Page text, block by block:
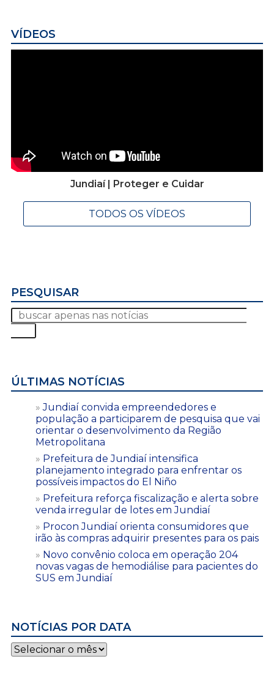
VÍDEOS
Jundiaí | Proteger e Cuidar
TODOS OS VÍDEOS
PESQUISAR
ÚLTIMAS NOTÍCIAS
Jundiaí convida empreendedores e
população a participarem de pesquisa que vai
orientar o desenvolvimento da Região
Metropolitana
Prefeitura de Jundiaí intensifica
planejamento integrado para enfrentar os
possíveis impactos do El Niño
Prefeitura reforça fiscalização e alerta sobre
venda irregular de lotes em Jundiaí
Procon Jundiaí orienta consumidores que
irão às compras adquirir presentes para os pais
Novo convênio coloca em operação 204
novas vagas de hemodiálise para pacientes do
SUS em Jundiaí
NOTÍCIAS POR DATA
Notícias
por